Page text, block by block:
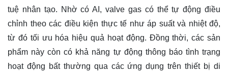
tuệ nhân tạo. Nhờ có AI, valve gas có thể tự động điều
chỉnh theo các điều kiện thực tế như áp suất và nhiệt độ,
từ đó tối ưu hóa hiệu quả hoạt động. Đồng thời, các sản
phẩm này còn có khả năng tự động thông báo tình trạng
hoạt động bất thường qua các ứng dụng trên thiết bị di